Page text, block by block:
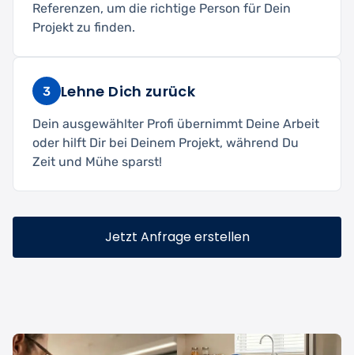
Referenzen, um die richtige Person für Dein
Projekt zu finden.
3 Lehne Dich zurück
Dein ausgewählter Profi übernimmt Deine Arbeit
oder hilft Dir bei Deinem Projekt, während Du
Zeit und Mühe sparst!
Jetzt Anfrage erstellen